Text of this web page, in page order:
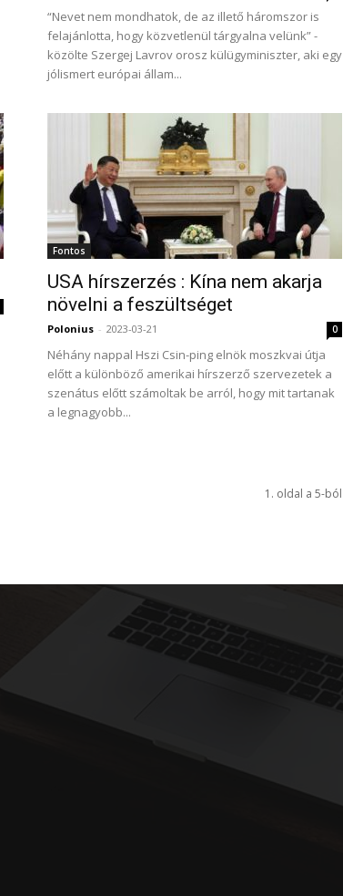
“Nevet nem mondhatok, de az illető háromszor is
felajánlotta, hogy közvetlenül tárgyalna velünk” -
közölte Szergej Lavrov orosz külügyminiszter, aki egy
jólismert európai állam...
Fontos
USA hírszerzés : Kína nem akarja
növelni a feszültséget
Polonius - 2023-03-21 0
Néhány nappal Hszi Csin-ping elnök moszkvai útja
előtt a különböző amerikai hírszerző szervezetek a
szenátus előtt számoltak be arról, hogy mit tartanak
a legnagyobb...
1. oldal a 5-ból